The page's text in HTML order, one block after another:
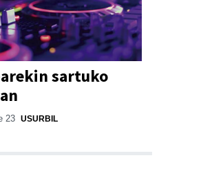
sartuko
23 USURBIL